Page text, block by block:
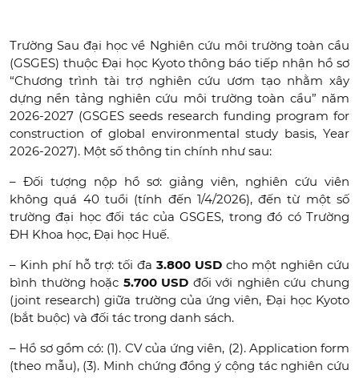
Trường Sau đại học về Nghiên cứu môi trường toàn cầu
(GSGES) thuộc Đại học Kyoto thông báo tiếp nhận hồ sơ
“Chương trình tài trợ nghiên cứu ươm tạo nhằm xây
dựng nền tảng nghiên cứu môi trường toàn cầu” năm
2026-2027 (GSGES seeds research funding program for
construction of global environmental study basis, Year
2026-2027). Một số thông tin chính như sau:
– Đối tượng nộp hồ sơ: giảng viên, nghiên cứu viên
không quá 40 tuổi (tính đến 1/4/2026), đến từ một số
trường đại học đối tác của GSGES, trong đó có Trường
ĐH Khoa học, Đại học Huế.
– Kinh phí hỗ trợ: tối đa 3.800 USD cho một nghiên cứu
bình thường hoặc 5.700 USD đối với nghiên cứu chung
(joint research) giữa trường của ứng viên, Đại học Kyoto
(bắt buộc) và đối tác trong danh sách.
– Hồ sơ gồm có: (1). CV của ứng viên, (2). Application form
(theo mẫu), (3). Minh chứng đồng ý cộng tác nghiên cứu